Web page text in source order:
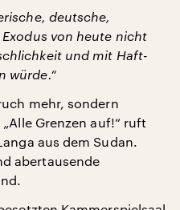
deutsche,
von heute nicht
und mit Haft-
würde.“
mehr, sondern
Grenzen auf!“ ruft
aus dem Sudan.
abertausende